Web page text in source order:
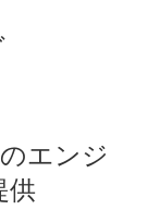
エンジ
供